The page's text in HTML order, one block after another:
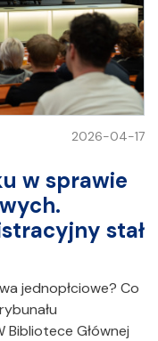
2026-04-17
w sprawie
stał
jednopłciowe? Co
Bibliotece Głównej